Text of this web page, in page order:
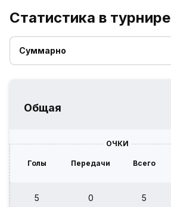
Статистика в турнире
Суммарно
Общая
ОЧКИ
Голы Передачи Всего
5 0 5